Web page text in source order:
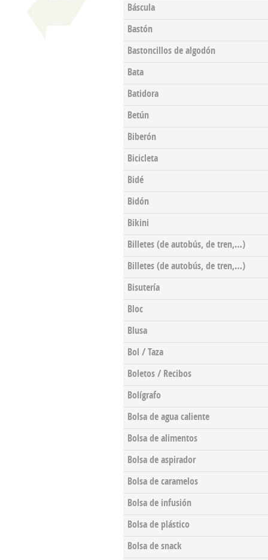
Báscula
Bastón
Bastoncillos de algodón
Bata
Batidora
Betún
Biberón
Bicicleta
Bidé
Bidón
Bikini
Billetes (de autobús, de tren,…)
Billetes (de autobús, de tren,…)
Bisutería
Bloc
Blusa
Bol / Taza
Boletos / Recibos
Bolígrafo
Bolsa de agua caliente
Bolsa de alimentos
Bolsa de aspirador
Bolsa de caramelos
Bolsa de infusión
Bolsa de plástico
Bolsa de snack